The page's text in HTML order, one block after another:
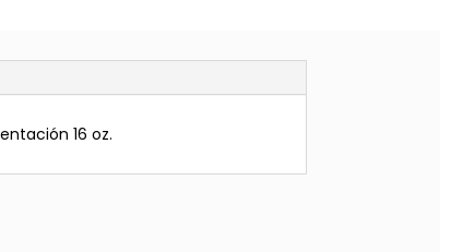
16 oz.